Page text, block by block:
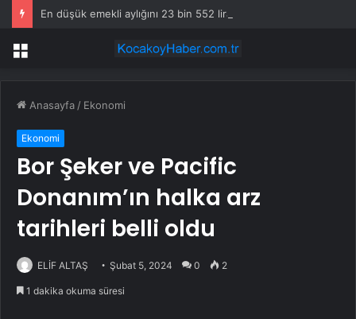
Menü
Anasayfa / Ekonomi
Ekonomi
Bor Şeker ve Pacific
Donanım’ın halka arz
tarihleri ​​belli oldu
ELİF ALTAŞ Şubat 5, 2024 0 2
1 dakika okuma süresi